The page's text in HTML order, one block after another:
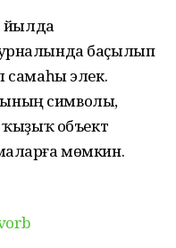
йылда
баҫылып
самаһы элек.
символы,
ҡыҙыҡ объект
мөмкин.